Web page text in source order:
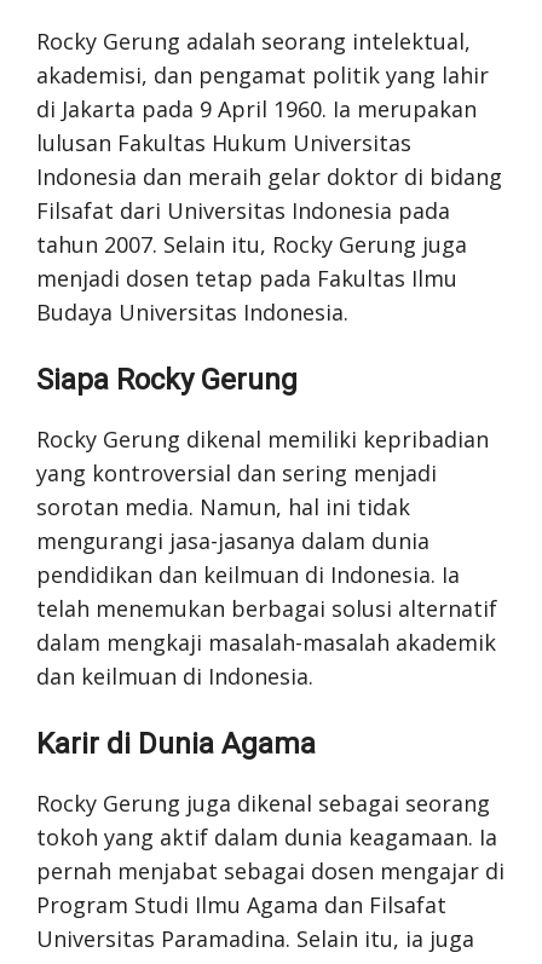
Rocky Gerung adalah seorang intelektual,
akademisi, dan pengamat politik yang lahir
di Jakarta pada 9 April 1960. Ia merupakan
lulusan Fakultas Hukum Universitas
Indonesia dan meraih gelar doktor di bidang
Filsafat dari Universitas Indonesia pada
tahun 2007. Selain itu, Rocky Gerung juga
menjadi dosen tetap pada Fakultas Ilmu
Budaya Universitas Indonesia.
Siapa Rocky Gerung
Rocky Gerung dikenal memiliki kepribadian
yang kontroversial dan sering menjadi
sorotan media. Namun, hal ini tidak
mengurangi jasa-jasanya dalam dunia
pendidikan dan keilmuan di Indonesia. Ia
telah menemukan berbagai solusi alternatif
dalam mengkaji masalah-masalah akademik
dan keilmuan di Indonesia.
Karir di Dunia Agama
Rocky Gerung juga dikenal sebagai seorang
tokoh yang aktif dalam dunia keagamaan. Ia
pernah menjabat sebagai dosen mengajar di
Program Studi Ilmu Agama dan Filsafat
Universitas Paramadina. Selain itu, ia juga